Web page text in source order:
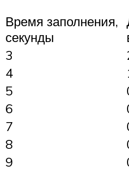
Время заполнения,
секунды
3
4
5
6
7
8
9